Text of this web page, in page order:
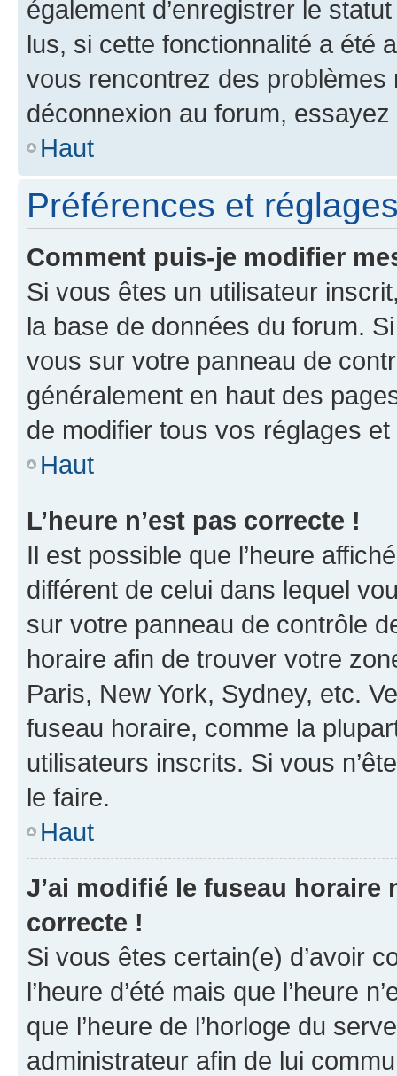
également d’enregistrer le
lus, si cette fonctionnalité a été
vous rencontrez des
déconnexion au forum,
Haut
Préférences et
Comment puis-je modifier
Si vous êtes un utilisateur
la base de données du forum.
vous sur votre panneau de
généralement en haut des
de modifier tous vos réglages
Haut
L’heure n’est pas correcte !
Il est possible que l’heure
différent de celui dans lequel
sur votre panneau de contrôle
horaire afin de trouver votre
Paris, New York, Sydney, etc.
fuseau horaire, comme la
utilisateurs inscrits. Si vous
le faire.
Haut
J’ai modifié le fuseau horaire
correcte !
Si vous êtes certain(e) d’avoir
l’heure d’été mais que l’heure
que l’heure de l’horloge du
administrateur afin de lui